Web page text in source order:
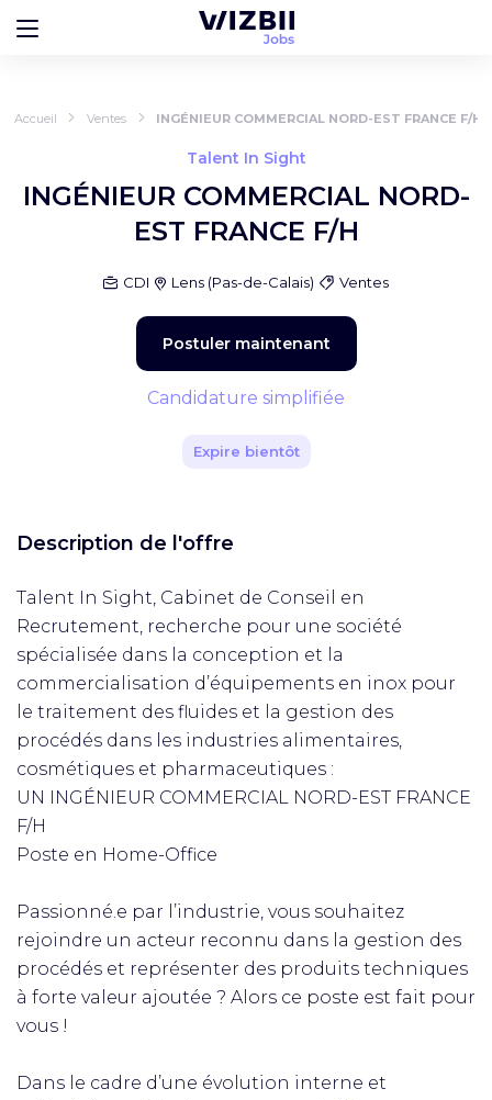
Accueil Ventes INGÉNIEUR COMMERCIAL NORD-EST FRANCE F/H
Talent In Sight
INGÉNIEUR COMMERCIAL NORD-
EST FRANCE F/H
CDI Lens(Pas-de-Calais) Ventes
Postuler maintenant
Candidature simplifiée
Expire bientôt
Description de l'offre
Talent In Sight, Cabinet de Conseil en
Recrutement, recherche pour une société
spécialisée dans la conception et la
commercialisation d’équipements en inox pour
le traitement des fluides et la gestion des
procédés dans les industries alimentaires,
cosmétiques et pharmaceutiques :
UN INGÉNIEUR COMMERCIAL NORD-EST FRANCE
F/H
Poste en Home-Office
Passionné.e par l’industrie, vous souhaitez
rejoindre un acteur reconnu dans la gestion des
procédés et représenter des produits techniques
à forte valeur ajoutée ? Alors ce poste est fait pour
vous !
Dans le cadre d’une évolution interne et